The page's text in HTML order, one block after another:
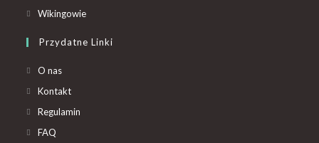
Wikingowie
Przydatne Linki
O nas
Kontakt
Regulamin
FAQ